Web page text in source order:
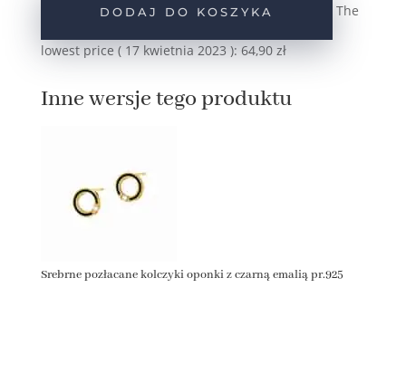
czarną
DODAJ DO KOSZYKA The
lowest price (17 kwietnia 2023 ): 64,90 zł
Inne wersje tego produktu
Srebrne pozłacane kolczyki oponki z czarną emalią pr.925